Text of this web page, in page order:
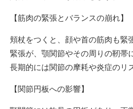
【筋肉の緊張とバランスの崩れ】
頬杖をつくと、顔や首の筋肉も緊
緊張が、顎関節やその周りの靭帯
長期的には関節の摩耗や炎症のリ
【関節円板への影響】